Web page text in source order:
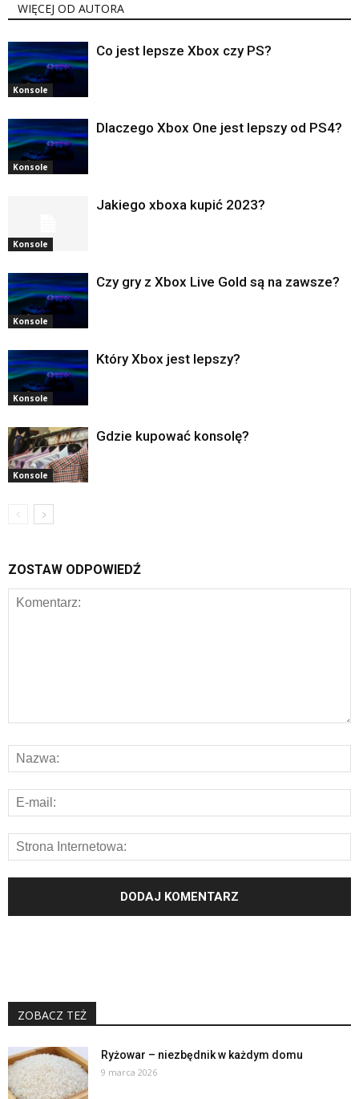
WIĘCEJ OD AUTORA
Konsole
Co jest lepsze Xbox czy PS?
Konsole
Dlaczego Xbox One jest lepszy od PS4?
Konsole
Jakiego xboxa kupić 2023?
Konsole
Czy gry z Xbox Live Gold są na zawsze?
Konsole
Który Xbox jest lepszy?
Konsole
Gdzie kupować konsolę?
ZOSTAW ODPOWIEDŹ
ZOBACZ TEŻ
Ryżowar – niezbędnik w każdym domu
9 marca 2026